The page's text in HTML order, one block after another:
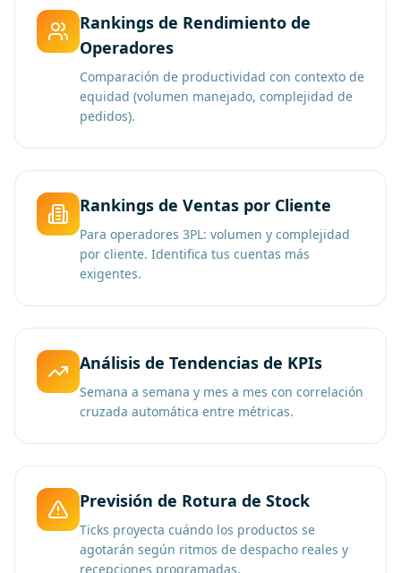
Rankings de Rendimiento de
Operadores
Comparación de productividad con contexto de
equidad (volumen manejado, complejidad de
pedidos).
Rankings de Ventas por Cliente
Para operadores 3PL: volumen y complejidad
por cliente. Identifica tus cuentas más
exigentes.
Análisis de Tendencias de KPIs
Semana a semana y mes a mes con correlación
cruzada automática entre métricas.
Previsión de Rotura de Stock
Ticks proyecta cuándo los productos se
agotarán según ritmos de despacho reales y
recepciones programadas.